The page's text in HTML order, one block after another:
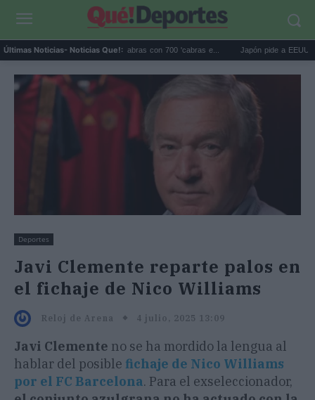
Últimas Noticias- Noticias Que!:
eliminó 140.000 cabras con 700 'cabras e... Japón pide a EEUU que
Deportes
Javi Clemente reparte palos en
el fichaje de Nico Williams
Reloj de Arena 4 julio, 2025 13:09
Javi Clemente no se ha mordido la lengua al
hablar del posible fichaje de Nico Williams
por el FC Barcelona. Para el exseleccionador,